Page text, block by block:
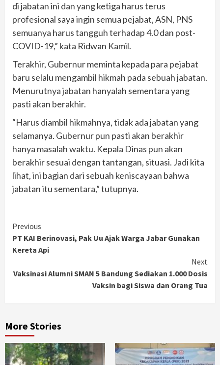
di jabatan ini dan yang ketiga harus terus
profesional saya ingin semua pejabat, ASN, PNS
semuanya harus tangguh terhadap 4.0 dan post-
COVID-19,” kata Ridwan Kamil.
Terakhir, Gubernur meminta kepada para pejabat
baru selalu mengambil hikmah pada sebuah jabatan.
Menurutnya jabatan hanyalah sementara yang
pasti akan berakhir.
“Harus diambil hikmahnya, tidak ada jabatan yang
selamanya. Gubernur pun pasti akan berakhir
hanya masalah waktu. Kepala Dinas pun akan
berakhir sesuai dengan tantangan, situasi. Jadi kita
lihat, ini bagian dari sebuah keniscayaan bahwa
jabatan itu sementara,” tutupnya.
Continue
Reading
Previous
PT KAI Berinovasi, Pak Uu Ajak Warga Jabar Gunakan
Kereta Api
Next
Vaksinasi Alumni SMAN 5 Bandung Sediakan 1.000 Dosis
Vaksin bagi Siswa dan Orang Tua
More Stories